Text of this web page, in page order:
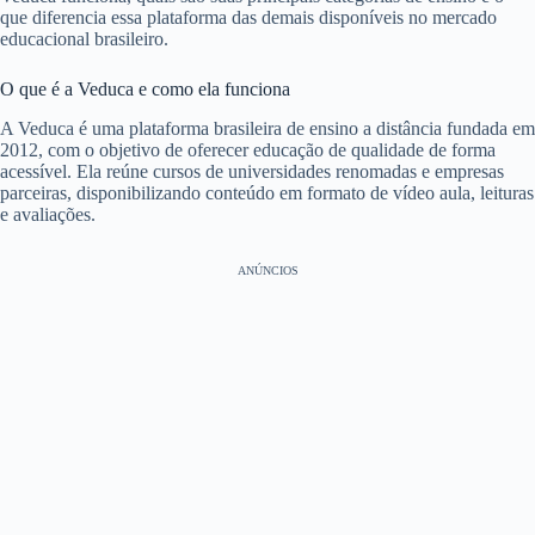
que diferencia essa plataforma das demais disponíveis no mercado
educacional brasileiro.
O que é a Veduca e como ela funciona
A Veduca é uma plataforma brasileira de ensino a distância fundada em
2012, com o objetivo de oferecer educação de qualidade de forma
acessível. Ela reúne cursos de universidades renomadas e empresas
parceiras, disponibilizando conteúdo em formato de vídeo aula, leituras
e avaliações.
ANÚNCIOS